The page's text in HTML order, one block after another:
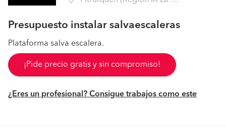
Presupuesto instalar salvaescaleras
Plataforma salva escalera.
¡Pide precio gratis y sin compromiso!
¿Eres un profesional? Consigue trabajos como este